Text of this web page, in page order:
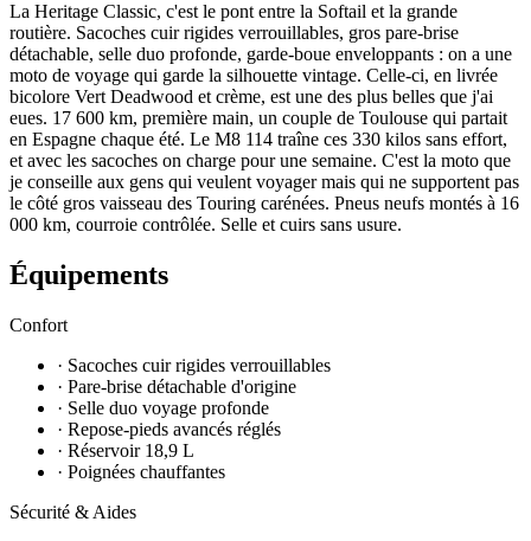
La Heritage Classic, c'est le pont entre la Softail et la grande
routière. Sacoches cuir rigides verrouillables, gros pare-brise
détachable, selle duo profonde, garde-boue enveloppants : on a une
moto de voyage qui garde la silhouette vintage. Celle-ci, en livrée
bicolore Vert Deadwood et crème, est une des plus belles que j'ai
eues. 17 600 km, première main, un couple de Toulouse qui partait
en Espagne chaque été. Le M8 114 traîne ces 330 kilos sans effort,
et avec les sacoches on charge pour une semaine. C'est la moto que
je conseille aux gens qui veulent voyager mais qui ne supportent pas
le côté gros vaisseau des Touring carénées. Pneus neufs montés à 16
000 km, courroie contrôlée. Selle et cuirs sans usure.
Équipements
Confort
· Sacoches cuir rigides verrouillables
· Pare-brise détachable d'origine
· Selle duo voyage profonde
· Repose-pieds avancés réglés
· Réservoir 18,9 L
· Poignées chauffantes
Sécurité & Aides